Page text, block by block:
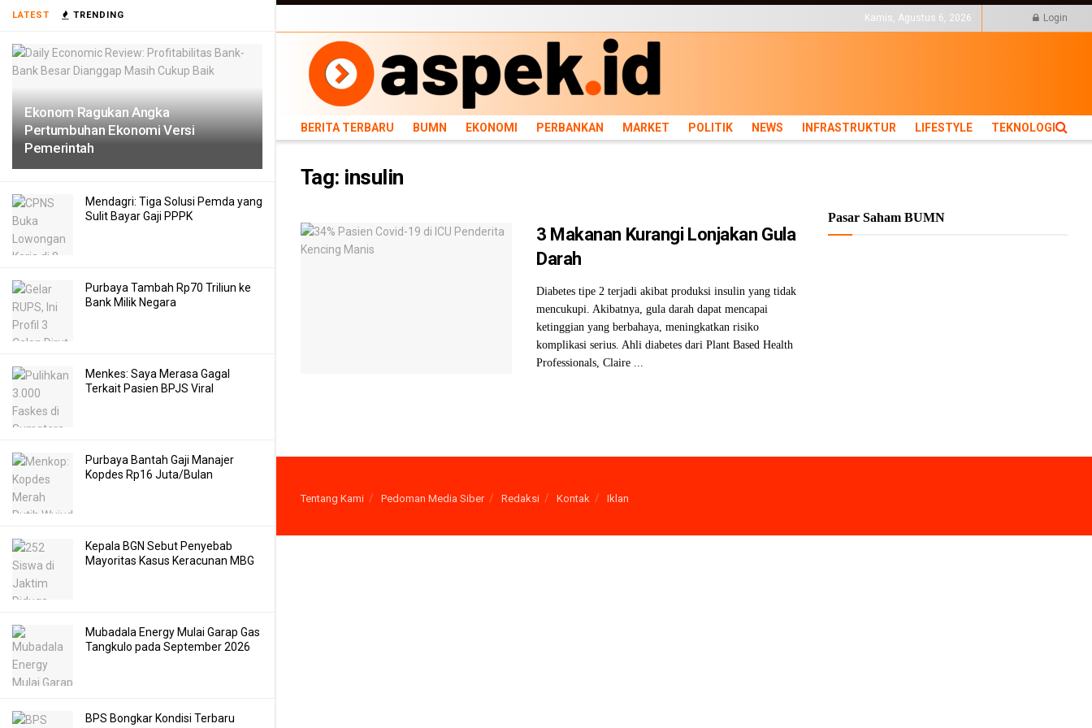
LATEST TRENDING
Ekonom Ragukan Angka
Pertumbuhan Ekonomi Versi
Pemerintah
Mendagri: Tiga Solusi Pemda yang
Sulit Bayar Gaji PPPK
Purbaya Tambah Rp70 Triliun ke
Bank Milik Negara
Menkes: Saya Merasa Gagal
Terkait Pasien BPJS Viral
Purbaya Bantah Gaji Manajer
Kopdes Rp16 Juta/Bulan
Kepala BGN Sebut Penyebab
Mayoritas Kasus Keracunan MBG
Mubadala Energy Mulai Garap Gas
Tangkulo pada September 2026
BPS Bongkar Kondisi Terbaru
BERITA TERBARU BUMN EKONOMI PERBANKAN MARKET POLITIK NEWS INFRASTRUKTUR LIFESTYLE
TEKNOLOGI
Kamis, Agustus 6, 2026 Login
BERITA TERBARU BUMN EKONOMI PERBANKAN MARKET POLITIK NEWS INFRASTRUKTUR LIFESTYLE TEKNOLOGI
Tag: insulin
3 Makanan Kurangi Lonjakan Gula
Darah
Diabetes tipe 2 terjadi akibat produksi insulin yang tidak
mencukupi. Akibatnya, gula darah dapat mencapai
ketinggian yang berbahaya, meningkatkan risiko
komplikasi serius. Ahli diabetes dari Plant Based Health
Professionals, Claire ...
Pasar Saham BUMN
Tentang Kami Pedoman Media Siber Redaksi Kontak Iklan